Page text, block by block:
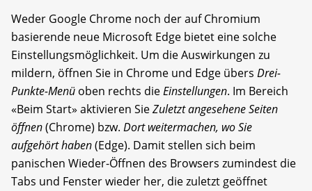
Weder Google Chrome noch der auf Chromium
basierende neue Microsoft Edge bietet eine solche
Einstellungsmöglichkeit. Um die Auswirkungen zu
mildern, öffnen Sie in Chrome und Edge übers Drei-
Punkte-Menü oben rechts dieEinstellungen. Im Bereich
«Beim Start» aktivieren SieZuletzt angesehene Seiten
öffnen(Chrome) bzw. Dort weitermachen, wo Sie
aufgehört haben(Edge). Damit stellen sich beim
panischen Wieder-Öffnen des Browsers zumindest die
Tabs und Fenster wieder her, die zuletzt geöffnet